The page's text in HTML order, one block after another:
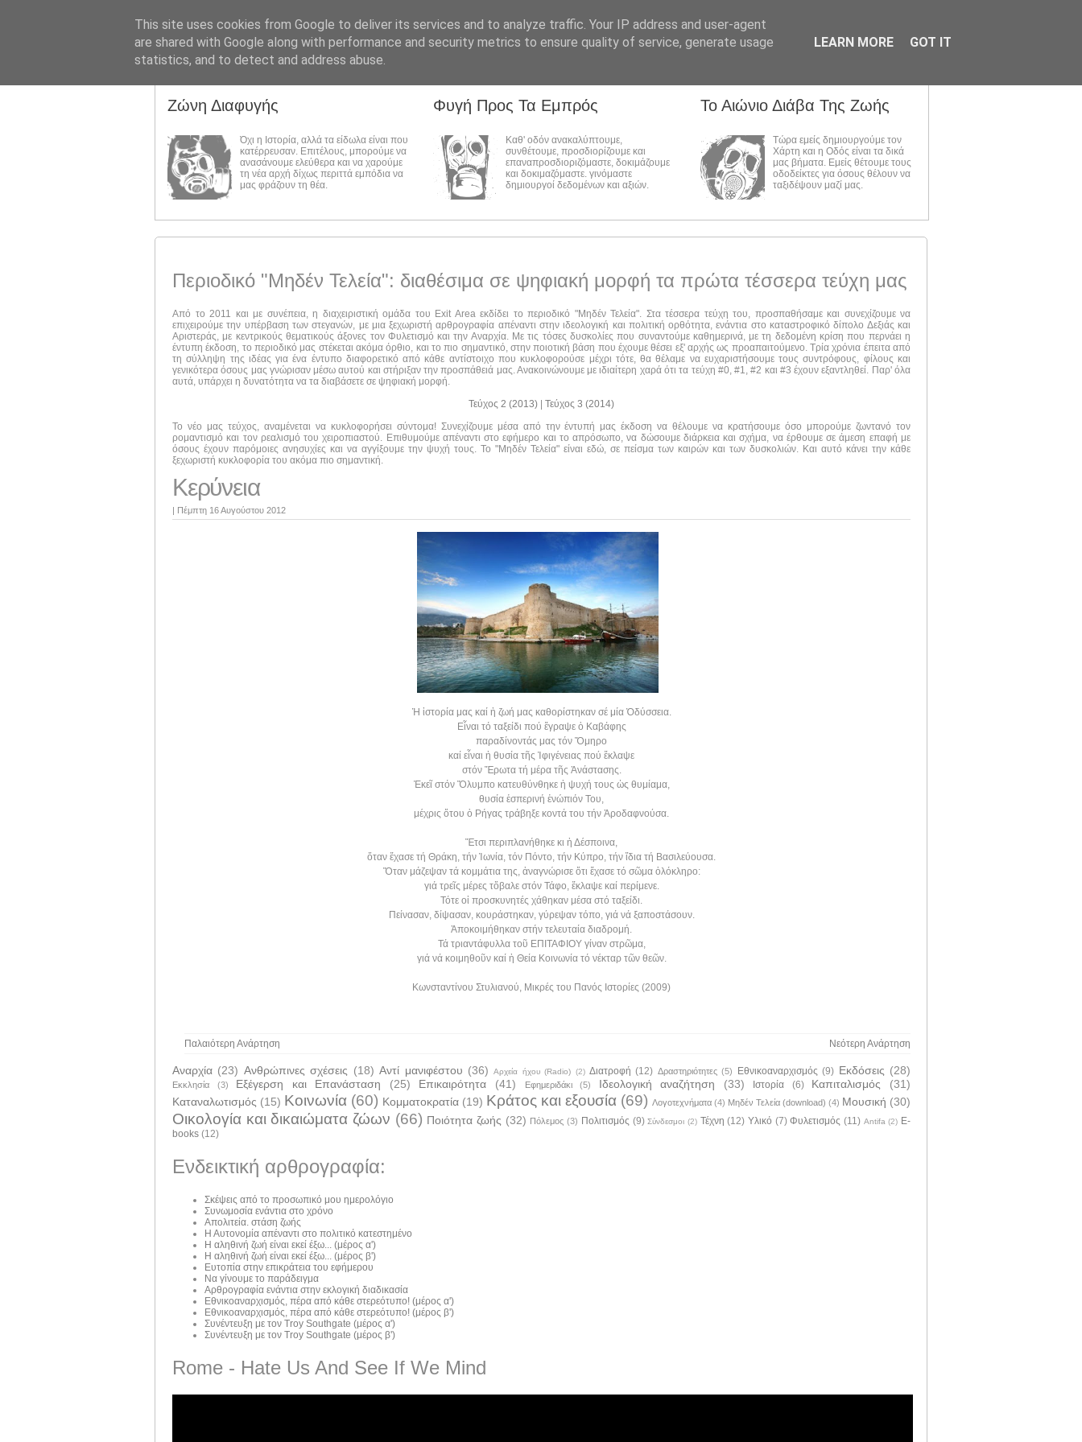
Ζώνη Διαφυγής
Όχι η Ιστορία, αλλά τα είδωλα είναι που
κατέρρευσαν. Επιτέλους, μπορούμε να
ανασάνουμε ελεύθερα και να χαρούμε
τη νέα αρχή δίχως περιττά εμπόδια να
μας φράζουν τη θέα.
Φυγή Προς Τα Εμπρός
Καθ' οδόν ανακαλύπτουμε,
συνθέτουμε, προσδιορίζουμε και
επαναπροσδιοριζόμαστε, δοκιμάζουμε
και δοκιμαζόμαστε. γινόμαστε
δημιουργοί δεδομένων και αξιών.
Το Αιώνιο Διάβα Της Ζωής
Τώρα εμείς δημιουργούμε τον
Χάρτη και η Οδός είναι τα δικά
μας βήματα. Εμείς θέτουμε τους
οδοδείκτες για όσους θέλουν να
ταξιδέψουν μαζί μας.
Περιοδικό "Μηδέν Τελεία": διαθέσιμα σε ψηφιακή μορφή τα πρώτα τέσσερα τεύχη μας
Από το 2011 και με συνέπεια, η διαχειριστική ομάδα του Exit Area εκδίδει το περιοδικό "Μηδέν Τελεία". Στα τέσσερα τεύχη του, προσπαθήσαμε και συνεχίζουμε να
επιχειρούμε την υπέρβαση των στεγανών, με μια ξεχωριστή αρθρογραφία απέναντι στην ιδεολογική και πολιτική ορθότητα, ενάντια στο καταστροφικό δίπολο Δεξιάς και
Αριστεράς, με κεντρικούς θεματικούς άξονες τον Φυλετισμό και την Αναρχία. Με τις τόσες δυσκολίες που συναντούμε καθημερινά, με τη δεδομένη κρίση που περνάει η
έντυπη έκδοση, το περιοδικό μας στέκεται ακόμα όρθιο, και το πιο σημαντικό, στην ποιοτική βάση που έχουμε θέσει εξ' αρχής ως προαπαιτούμενο. Τρία χρόνια έπειτα από
τη σύλληψη της ιδέας για ένα έντυπο διαφορετικό από κάθε αντίστοιχο που κυκλοφορούσε μέχρι τότε, θα θέλαμε να ευχαριστήσουμε τους συντρόφους, φίλους και
γενικότερα όσους μας γνώρισαν μέσω αυτού και στήριξαν την προσπάθειά μας. Ανακοινώνουμε με ιδιαίτερη χαρά ότι τα τεύχη #0, #1, #2 και #3 έχουν εξαντληθεί. Παρ' όλα
αυτά, υπάρχει η δυνατότητα να τα διαβάσετε σε ψηφιακή μορφή.
Τεύχος 2 (2013) | Τεύχος 3 (2014)
Το νέο μας τεύχος, αναμένεται να κυκλοφορήσει σύντομα! Συνεχίζουμε μέσα από την έντυπή μας έκδοση να θέλουμε να κρατήσουμε όσο μπορούμε ζωντανό τον
ρομαντισμό και τον ρεαλισμό του χειροπιαστού. Επιθυμούμε απέναντι στο εφήμερο και το απρόσωπο, να δώσουμε διάρκεια και σχήμα, να έρθουμε σε άμεση επαφή με
όσους έχουν παρόμοιες ανησυχίες και να αγγίξουμε την ψυχή τους. Το "Μηδέν Τελεία" είναι εδώ, σε πείσμα των καιρών και των δυσκολιών. Και αυτό κάνει την κάθε
ξεχωριστή κυκλοφορία του ακόμα πιο σημαντική.
Κερύνεια
| Πέμπτη 16 Αυγούστου 2012
Ἡ ἱστορία μας καί ἡ ζωή μας καθορίστηκαν σέ μία Ὀδύσσεια.
Εἶναι τό ταξείδι πού ἔγραψε ὁ Καβάφης
παραδίνοντάς μας τόν Ὅμηρο
καί εἶναι ἡ θυσία τῆς Ἰφιγένειας πού ἔκλαψε
στόν Ἔρωτα τή μέρα τῆς Ἀνάστασης.
Ἐκεῖ στόν Ὄλυμπο κατευθύνθηκε ἡ ψυχή τους ὡς θυμίαμα,
θυσία ἑσπερινή ἐνώπιόν Του,
μέχρις ὅτου ὁ Ρήγας τράβηξε κοντά του τήν Ἀροδαφνούσα.
Ἔτσι περιπλανήθηκε κι ἡ Δέσποινα,
ὅταν ἔχασε τή Θράκη, τήν Ἰωνία, τόν Πόντο, τήν Κύπρο, τήν ἴδια τή Βασιλεύουσα.
Ὅταν μάζεψαν τά κομμάτια της, ἀναγνώρισε ὅτι ἔχασε τό σῶμα ὁλόκληρο:
γιά τρεῖς μέρες τὄβαλε στόν Τάφο, ἔκλαψε καί περίμενε.
Τότε οἱ προσκυνητές χάθηκαν μέσα στό ταξείδι.
Πείνασαν, δίψασαν, κουράστηκαν, γύρεψαν τόπο, γιά νά ξαποστάσουν.
Ἀποκοιμήθηκαν στήν τελευταία διαδρομή.
Τά τριαντάφυλλα τοῦ ΕΠΙΤΑΦΙΟΥ γίναν στρῶμα,
γιά νά κοιμηθοῦν καί ἡ Θεία Κοινωνία τό νέκταρ τῶν θεῶν.
Κωνσταντίνου Στυλιανού, Μικρές του Πανός Ιστορίες (2009)
Νεότερη Ανάρτηση
Παλαιότερη Ανάρτηση
Αναρχία (23) Ανθρώπινες σχέσεις (18) Αντί μανιφέστου (36) Αρχεία ήχου (Radio) (2) Διατροφή (12) Δραστηριότητες (5) Εθνικοαναρχισμός (9) Εκδόσεις (28)
Εκκλησία (3) Εξέγερση και Επανάσταση (25) Επικαιρότητα (41) Εφημεριδάκι (5) Ιδεολογική αναζήτηση (33) Ιστορία (6) Καπιταλισμός
(31)
Καταναλωτισμός (15) Κοινωνία (60) Κομματοκρατία (19) Κράτος και εξουσία (69) Λογοτεχνήματα (4) Μηδέν Τελεία (download) (4) Μουσική (30)
Οικολογία και δικαιώματα ζώων (66) Ποιότητα ζωής (32) Πόλεμος (3) Πολιτισμός (9) Σύνδεσμοι (2) Τέχνη (12) Υλικό (7) Φυλετισμός (11) Antifa (2) E-
books (12)
Ενδεικτική αρθρογραφία:
Σκέψεις από το προσωπικό μου ημερολόγιο
Συνωμοσία ενάντια στο χρόνο
Απολιτεία. στάση ζωής
Η Αυτονομία απέναντι στο πολιτικό κατεστημένο
Η αληθινή ζωή είναι εκεί έξω... (μέρος α')
Η αληθινή ζωή είναι εκεί έξω... (μέρος β')
Ευτοπία στην επικράτεια του εφήμερου
Να γίνουμε το παράδειγμα
Αρθρογραφία ενάντια στην εκλογική διαδικασία
Εθνικοαναρχισμός, πέρα από κάθε στερεότυπο! (μέρος α')
Εθνικοαναρχισμός, πέρα από κάθε στερεότυπο! (μέρος β')
Συνέντευξη με τον Troy Southgate (μέρος α')
Συνέντευξη με τον Troy Southgate (μέρος β')
Rome - Hate Us And See If We Mind
This site uses cookies from Google to deliver its services and to analyze traffic. Your IP address and user-agent
are shared with Google along with performance and security metrics to ensure quality of service, generate usage
statistics, and to detect and address abuse.
LEARN MORE GOT IT